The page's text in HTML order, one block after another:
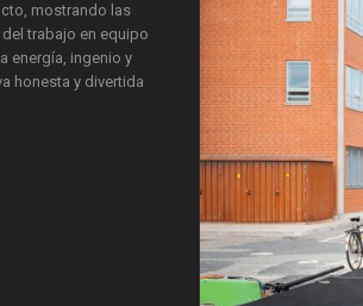
mostrando las
trabajo en equipo
energía, ingenio y
honesta y divertida